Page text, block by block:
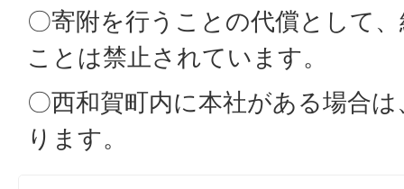
〇寄附を行うことの代償として
ことは禁止されています。
〇西和賀町内に本社がある場合
ります。